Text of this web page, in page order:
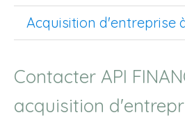
Acquisition d'entreprise
Contacter API
acquisition